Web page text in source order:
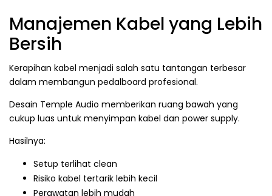
Manajemen Kabel yang Lebih
Bersih
Kerapihan kabel menjadi salah satu tantangan terbesar
dalam membangun pedalboard profesional.
Desain Temple Audio memberikan ruang bawah yang
cukup luas untuk menyimpan kabel dan power supply.
Hasilnya:
Setup terlihat clean
Risiko kabel tertarik lebih kecil
Perawatan lebih mudah